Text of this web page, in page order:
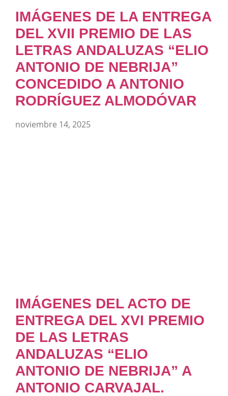
IMÁGENES DE LA ENTREGA
DEL XVII PREMIO DE LAS
LETRAS ANDALUZAS “ELIO
ANTONIO DE NEBRIJA”
CONCEDIDO A ANTONIO
RODRÍGUEZ ALMODÓVAR
noviembre 14, 2025
IMÁGENES DEL ACTO DE
ENTREGA DEL XVI PREMIO
DE LAS LETRAS
ANDALUZAS “ELIO
ANTONIO DE NEBRIJA” A
ANTONIO CARVAJAL.